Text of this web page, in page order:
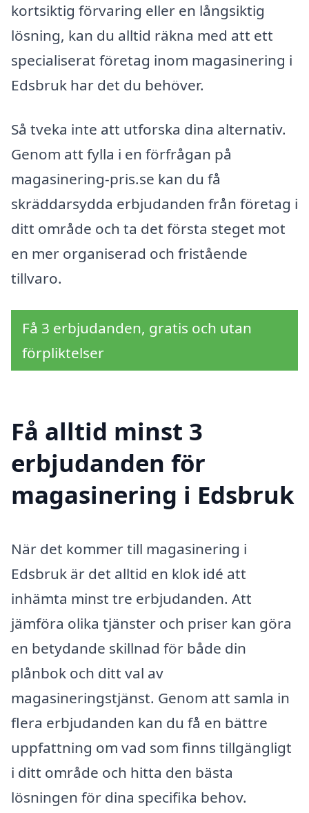
kortsiktig förvaring eller en långsiktig
lösning, kan du alltid räkna med att ett
specialiserat företag inom magasinering i
Edsbruk har det du behöver.
Så tveka inte att utforska dina alternativ.
Genom att fylla i en förfrågan på
magasinering-pris.se kan du få
skräddarsydda erbjudanden från företag i
ditt område och ta det första steget mot
en mer organiserad och fristående
tillvaro.
Få 3 erbjudanden, gratis och utan
förpliktelser
Få alltid minst 3
erbjudanden för
magasinering i Edsbruk
När det kommer till magasinering i
Edsbruk är det alltid en klok idé att
inhämta minst tre erbjudanden. Att
jämföra olika tjänster och priser kan göra
en betydande skillnad för både din
plånbok och ditt val av
magasineringstjänst. Genom att samla in
flera erbjudanden kan du få en bättre
uppfattning om vad som finns tillgängligt
i ditt område och hitta den bästa
lösningen för dina specifika behov.